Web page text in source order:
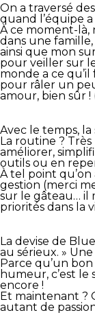
On a traversé
quand l’équipe
À ce moment-là,
dans une famille,
ainsi que mon
pour veiller sur
monde a ce
pour râler un
amour, bien sûr !
Avec le temps, la
La routine ? Très
améliorer,
outils ou en
À tel point
gestion (merci
sur le gâteau… il
priorités dans la
La devise de
au sérieux. »
Parce qu’un
humeur, c’est
encore !
Et maintenant ?
autant de